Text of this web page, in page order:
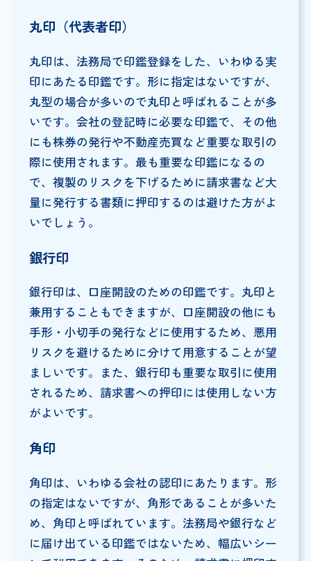
丸印（代表者印）
丸印は、法務局で印鑑登録をした、いわゆる実
印にあたる印鑑です。形に指定はないですが、
丸型の場合が多いので丸印と呼ばれることが多
いです。会社の登記時に必要な印鑑で、その他
にも株券の発行や不動産売買など重要な取引の
際に使用されます。最も重要な印鑑になるの
で、複製のリスクを下げるために請求書など大
量に発行する書類に押印するのは避けた方がよ
いでしょう。
銀行印
銀行印は、口座開設のための印鑑です。丸印と
兼用することもできますが、口座開設の他にも
手形・小切手の発行などに使用するため、悪用
リスクを避けるために分けて用意することが望
ましいです。また、銀行印も重要な取引に使用
されるため、請求書への押印には使用しない方
がよいです。
角印
角印は、いわゆる会社の認印にあたります。形
の指定はないですが、角形であることが多いた
め、角印と呼ばれています。法務局や銀行など
に届け出ている印鑑ではないため、幅広いシー